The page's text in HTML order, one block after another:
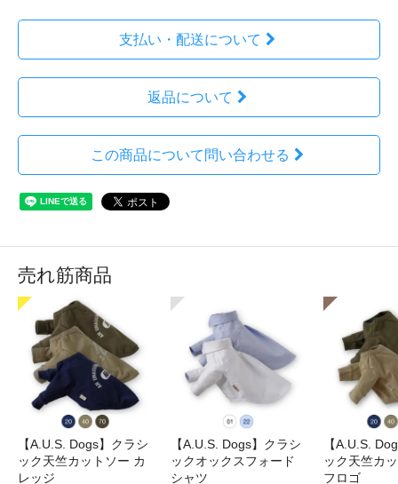
支払い・配送について
返品について
この商品について問い合わせる
売れ筋商品
【A.U.S. Dogs】クラシ
ック天竺カットソー カ
レッジ
【A.U.S. Dogs】クラシ
ックオックスフォード
シャツ
【A.U.S.
ック天竺カ
フロゴ